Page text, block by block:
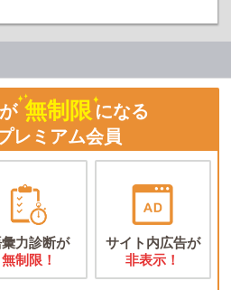
無制限になる
レミアム会員
力診断が
無制限！
サイト内広告が
非表示！